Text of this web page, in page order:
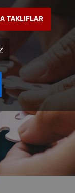
TAKLIFLAR